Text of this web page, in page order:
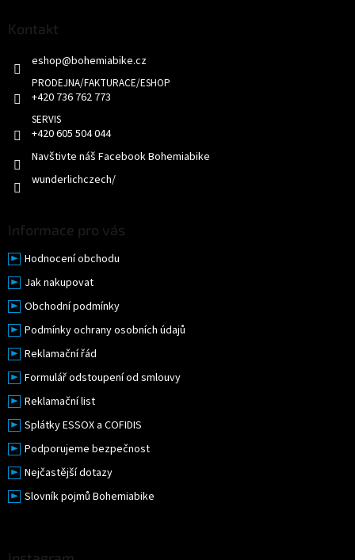
Kontakt
eshop@bohemiabike.cz
+420 736 762 773
+420 605 504 044
Navštivte náš Facebook Bohemiabike
wunderlichczech/
Informace pro vás
Hodnocení obchodu
Jak nakupovat
Obchodní podmínky
Podmínky ochrany osobních údajů
Reklamační řád
Formulář odstoupení od smlouvy
Reklamační list
Splátky ESSOX a COFIDIS
Podporujeme bezpečnost
Nejčastější dotazy
Slovník pojmů Bohemiabike